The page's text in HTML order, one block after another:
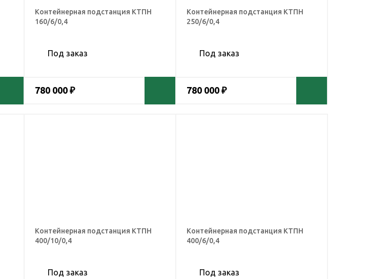
Контейнерная подстанция КТПН
160/6/0,4
Под заказ
780 000 ₽
Контейнерная подстанция КТПН
250/6/0,4
Под заказ
780 000 ₽
Контейнерная подстанция КТПН
400/10/0,4
Под заказ
Контейнерная подстанция КТПН
400/6/0,4
Под заказ